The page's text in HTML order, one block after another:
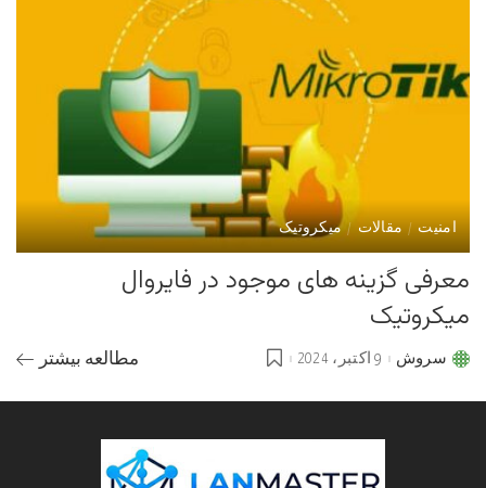
امنیت مقالات میکروتیک
معرفی گزینه های موجود در فایروال
میکروتیک
Postedسروش 9 اکتبر، 2024 مطالعه بیشتر